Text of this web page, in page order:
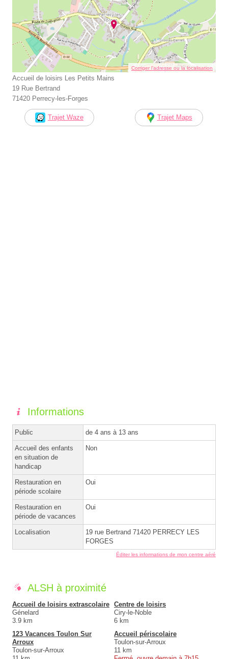
Corriger l’adresse ou la localisation
Accueil de loisirs Les Petits Mains
19 Rue Bertrand
71420 Perrecy-les-Forges
Trajet Waze Trajet Maps
Informations
Public de 4 ans à 13 ans
Accueil des enfants
en situation de
handicap
Non
Restauration en
période scolaire
Oui
Restauration en
période de vacances
Oui
Localisation
19 rue Bertrand 71420 PERRECY LES
FORGES
Éditer les informations de mon centre aéré
ALSH à proximité
Accueil de loisirs extrascolaire
Génelard
3.9 km
Centre de loisirs
Ciry-le-Noble
6 km
123 Vacances Toulon Sur
Arroux
Toulon-sur-Arroux
Accueil périscolaire
Toulon-sur-Arroux
11 km